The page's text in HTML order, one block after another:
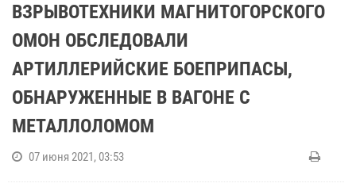
ВЗРЫВОТЕХНИКИ МАГНИТОГОРСКОГО
ОМОН ОБСЛЕДОВАЛИ
АРТИЛЛЕРИЙСКИЕ БОЕПРИПАСЫ,
ОБНАРУЖЕННЫЕ В ВАГОНЕ С
МЕТАЛЛОЛОМОМ
07 июня 2021, 03:53